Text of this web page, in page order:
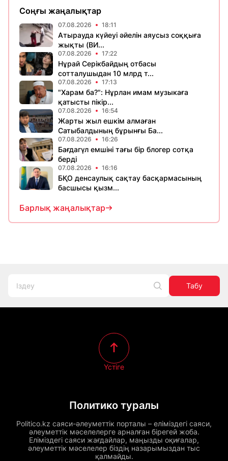
Соңғы жаңалықтар
07.08.2026 18:11
Атырауда күйеуі әйелін аяусыз соққыға
жықты (ВИ...
07.08.2026 17:22
Нұрай Серікбайдың отбасы
сотталушыдан 10 млрд т...
07.08.2026 17:13
"Харам ба?": Нұрлан имам музыкаға
қатысты пікір...
07.08.2026 16:54
Жарты жыл ешкім алмаған
Сатыбалдының бұрынғы Ба...
07.08.2026 16:26
Бағдагүл емшіні тағы бір блогер сотқа
берді
07.08.2026 16:16
БҚО денсаулық сақтау басқармасының
басшысы қызм...
Барлық жаңалықтар
Табу
Политико туралы
Politico.kz саяси-әлеуметтік порталы – еліміздегі саяси,
әлеуметтік мәселелерге арналған бірегей жоба.
Еліміздегі саяси жағдайлар, маңызды оқиғалар,
әлеуметтік мәселелер біздің назарымыздан тыс
қалмайды.
Үстіге